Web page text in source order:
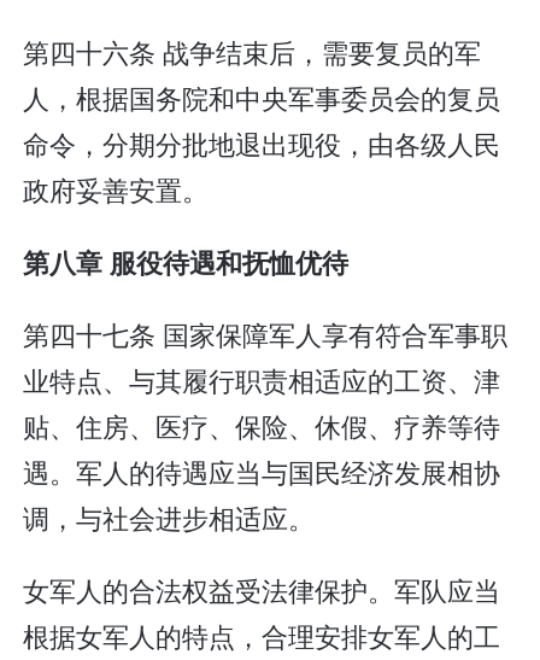
第四十六条 战争结束后，需要复员的军
人，根据国务院和中央军事委员会的复员
命令，分期分批地退出现役，由各级人民
政府妥善安置。
第八章 服役待遇和抚恤优待
第四十七条 国家保障军人享有符合军事职
业特点、与其履行职责相适应的工资、津
贴、住房、医疗、保险、休假、疗养等待
遇。军人的待遇应当与国民经济发展相协
调，与社会进步相适应。
女军人的合法权益受法律保护。军队应当
根据女军人的特点，合理安排女军人的工